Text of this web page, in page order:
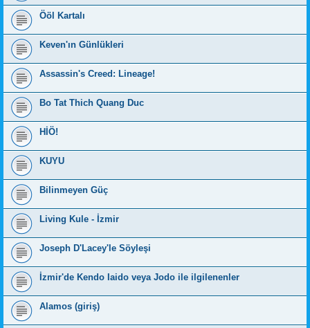
Ööl Kartalı
Keven'ın Günlükleri
Assassin's Creed: Lineage!
Bo Tat Thich Quang Duc
HİÖ!
KUYU
Bilinmeyen Güç
Living Kule - İzmir
Joseph D'Lacey'le Söyleşi
İzmir'de Kendo Iaido veya Jodo ile ilgilenenler
Alamos (giriş)